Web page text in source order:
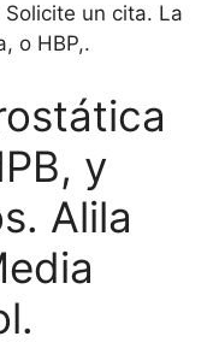
un cita. La
o HBP,.
y
Alila